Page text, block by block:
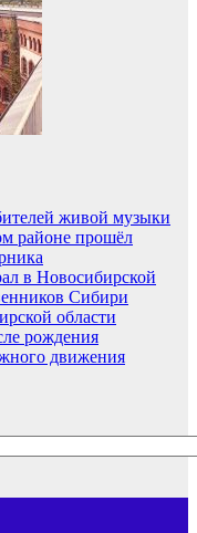
живой музыки
районе прошёл
в Новосибирской
Сибири
области
рождения
движения